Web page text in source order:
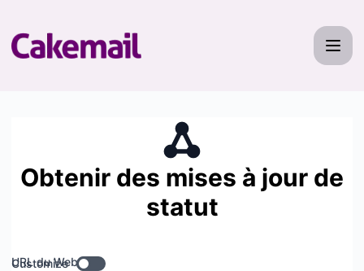
Obtenir des mises à jour de
statut
URL du Webhook
Customize